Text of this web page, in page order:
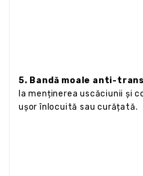
5. Bandă moale anti-
la menținerea uscăciunii și
ușor înlocuită sau curățată.